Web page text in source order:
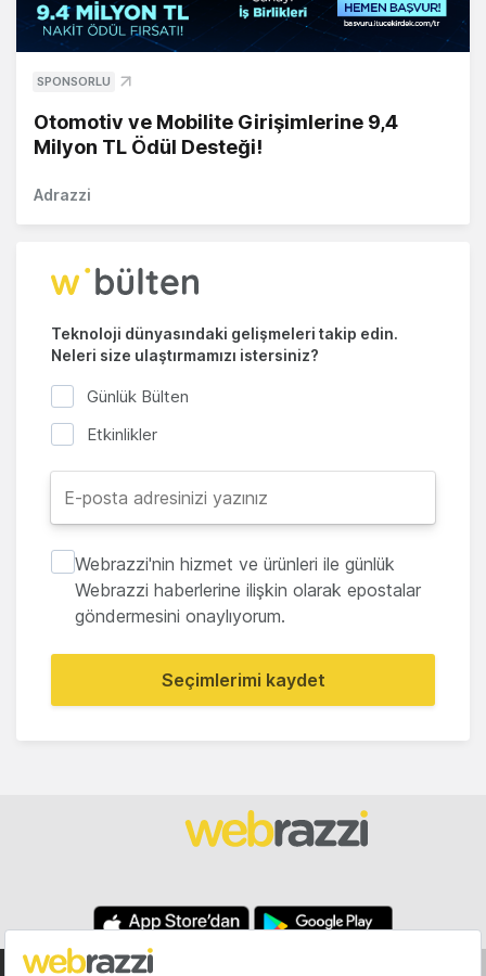
SPONSORLU
Otomotiv ve Mobilite Girişimlerine 9,4
Milyon TL Ödül Desteği!
Adrazzi
Teknoloji dünyasındaki gelişmeleri takip edin.
Neleri size ulaştırmamızı istersiniz?
Günlük Bülten
Etkinlikler
Webrazzi'nin hizmet ve ürünleri ile günlük
Webrazzi haberlerine ilişkin olarak epostalar
göndermesini onaylıyorum.
Seçimlerimi kaydet